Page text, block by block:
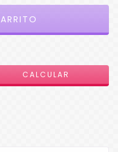
CALCULAR